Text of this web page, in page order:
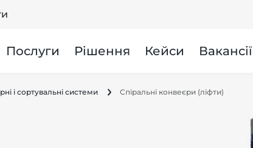
Послуги Рішення Кейси Вакансії
і сортувальні системи Спіральні конвеєри (ліфти)